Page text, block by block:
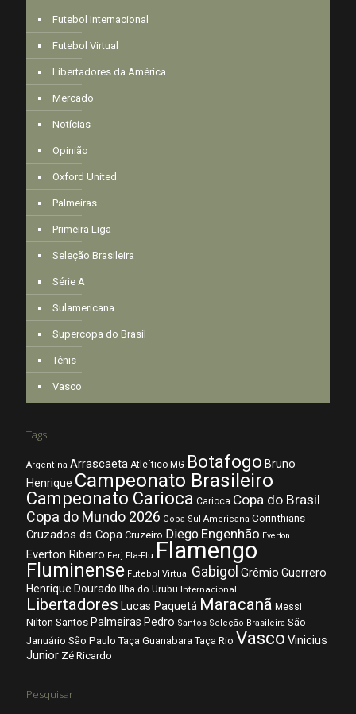
Futebol Internacional
Futebol Virtual
Libertadores da América
Mercado
Notícias
Opinião
Oxford United
Palmeiras
Primeira Liga
Seleção Brasileira
Série A
Sulamericana
Supercopa do Brasil
Tênis
Vasco
Tags
Argentina Arrascaeta Atle´tico-MG Botafogo Bruno
Henrique Campeonato Brasileiro
Campeonato Carioca Carioca Copa do Brasil
Copa do Mundo 2026 Copa Sul-Americana Corinthians
Cruzados da Copa Cruzeiro Diego Engenhão Everton
Everton Ribeiro Ferj Fla-Flu Flamengo
Fluminense Futebol Virtual Gabigol Grêmio Guerrero
Henrique Dourado Ilha do Urubu Internacional
Libertadores Lucas Paquetá Maracanã Messi
Nilton Santos Palmeiras Pedro Santos Seleção Brasileira São
Januário São Paulo Taça Guanabara Taça Rio Vasco Vinicius
Junior Zé Ricardo
Pesquisar